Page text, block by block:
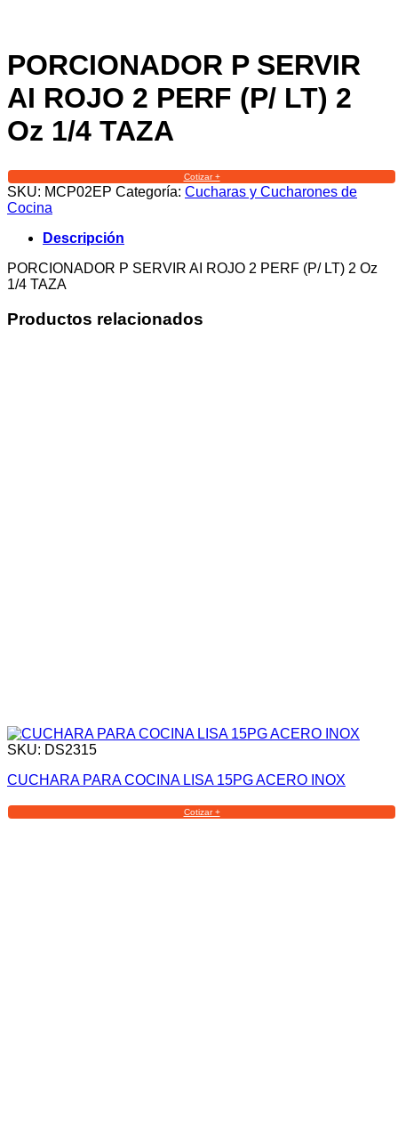
PORCIONADOR P SERVIR
AI ROJO 2 PERF (P/ LT) 2
Oz 1/4 TAZA
Cotizar +
SKU: MCP02EP Categoría: Cucharas y Cucharones de
Cocina
Descripción
PORCIONADOR P SERVIR AI ROJO 2 PERF (P/ LT) 2 Oz
1/4 TAZA
Productos relacionados
SKU: DS2315
CUCHARA PARA COCINA LISA 15PG ACERO INOX
Cotizar +